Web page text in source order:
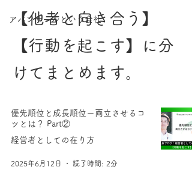
アバンサールという会社
【他者と向き合う】
【行動を起こす】に分
けてまとめます。
優先順位と成長順位ー両立させるコ
ツとは？ Part②
経営者としての在り方
2025年6月12日 読了時間: 2分